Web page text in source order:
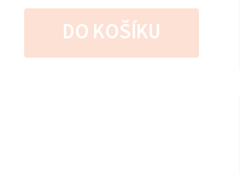
DO KOŠÍKU